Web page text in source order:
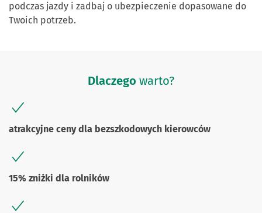
podczas jazdy i zadbaj o ubezpieczenie dopasowane do
Twoich potrzeb.
Dlaczego warto?
atrakcyjne ceny dla bezszkodowych kierowców
15% zniżki dla rolników